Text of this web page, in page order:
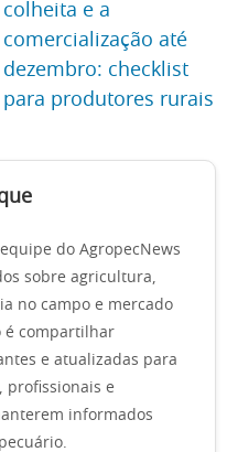
colheita e a
comercialização até
dezembro: checklist
para produtores rurais
do AgropecNews
sobre agricultura,
no campo e mercado
é compartilhar
e atualizadas para
profissionais e
informados